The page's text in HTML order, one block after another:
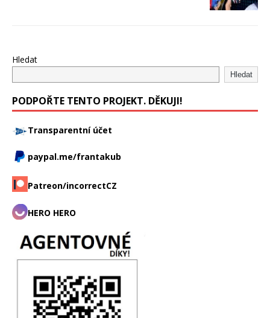
Hledat
Hledat
PODPOŘTE TENTO PROJEKT. DĚKUJI!
Transparentní účet
paypal.me/frantakub
Patreon/incorrectCZ
HERO HERO